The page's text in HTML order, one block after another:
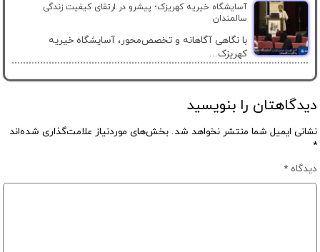
آسایشگاه خیریه کهریزک؛ پیشرو در ارتقای کیفیت زندگی
سالمندان
با نگاهی آگاهانه و تخصص‌محور، آسایشگاه خیریه
کهریزک...
دیدگاهتان را بنویسید
نشانی ایمیل شما منتشر نخواهد شد. بخش‌های موردنیاز علامت‌گذاری شده‌اند
*
دیدگاه*